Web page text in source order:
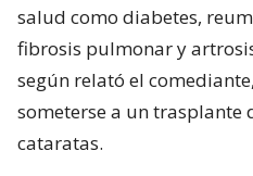
salud como diabetes,
fibrosis pulmonar y
según relató el
someterse a un trasplante
cataratas.